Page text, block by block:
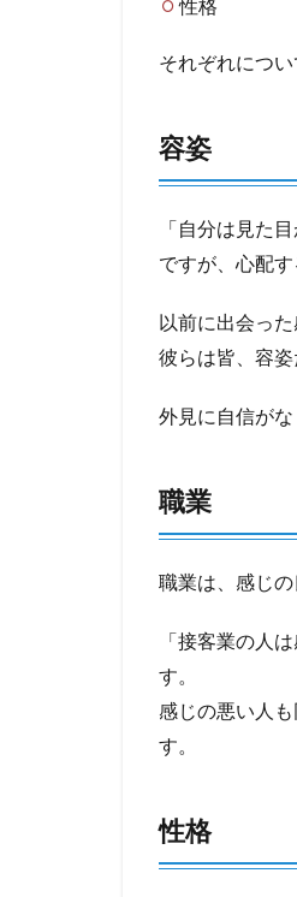
性格
それぞれについ
容姿
「自分は見た
ですが、心配
以前に出会っ
彼らは皆、容姿
外見に自信が
職業
職業は、感じの
「接客業の人
す。
感じの悪い人
す。
性格